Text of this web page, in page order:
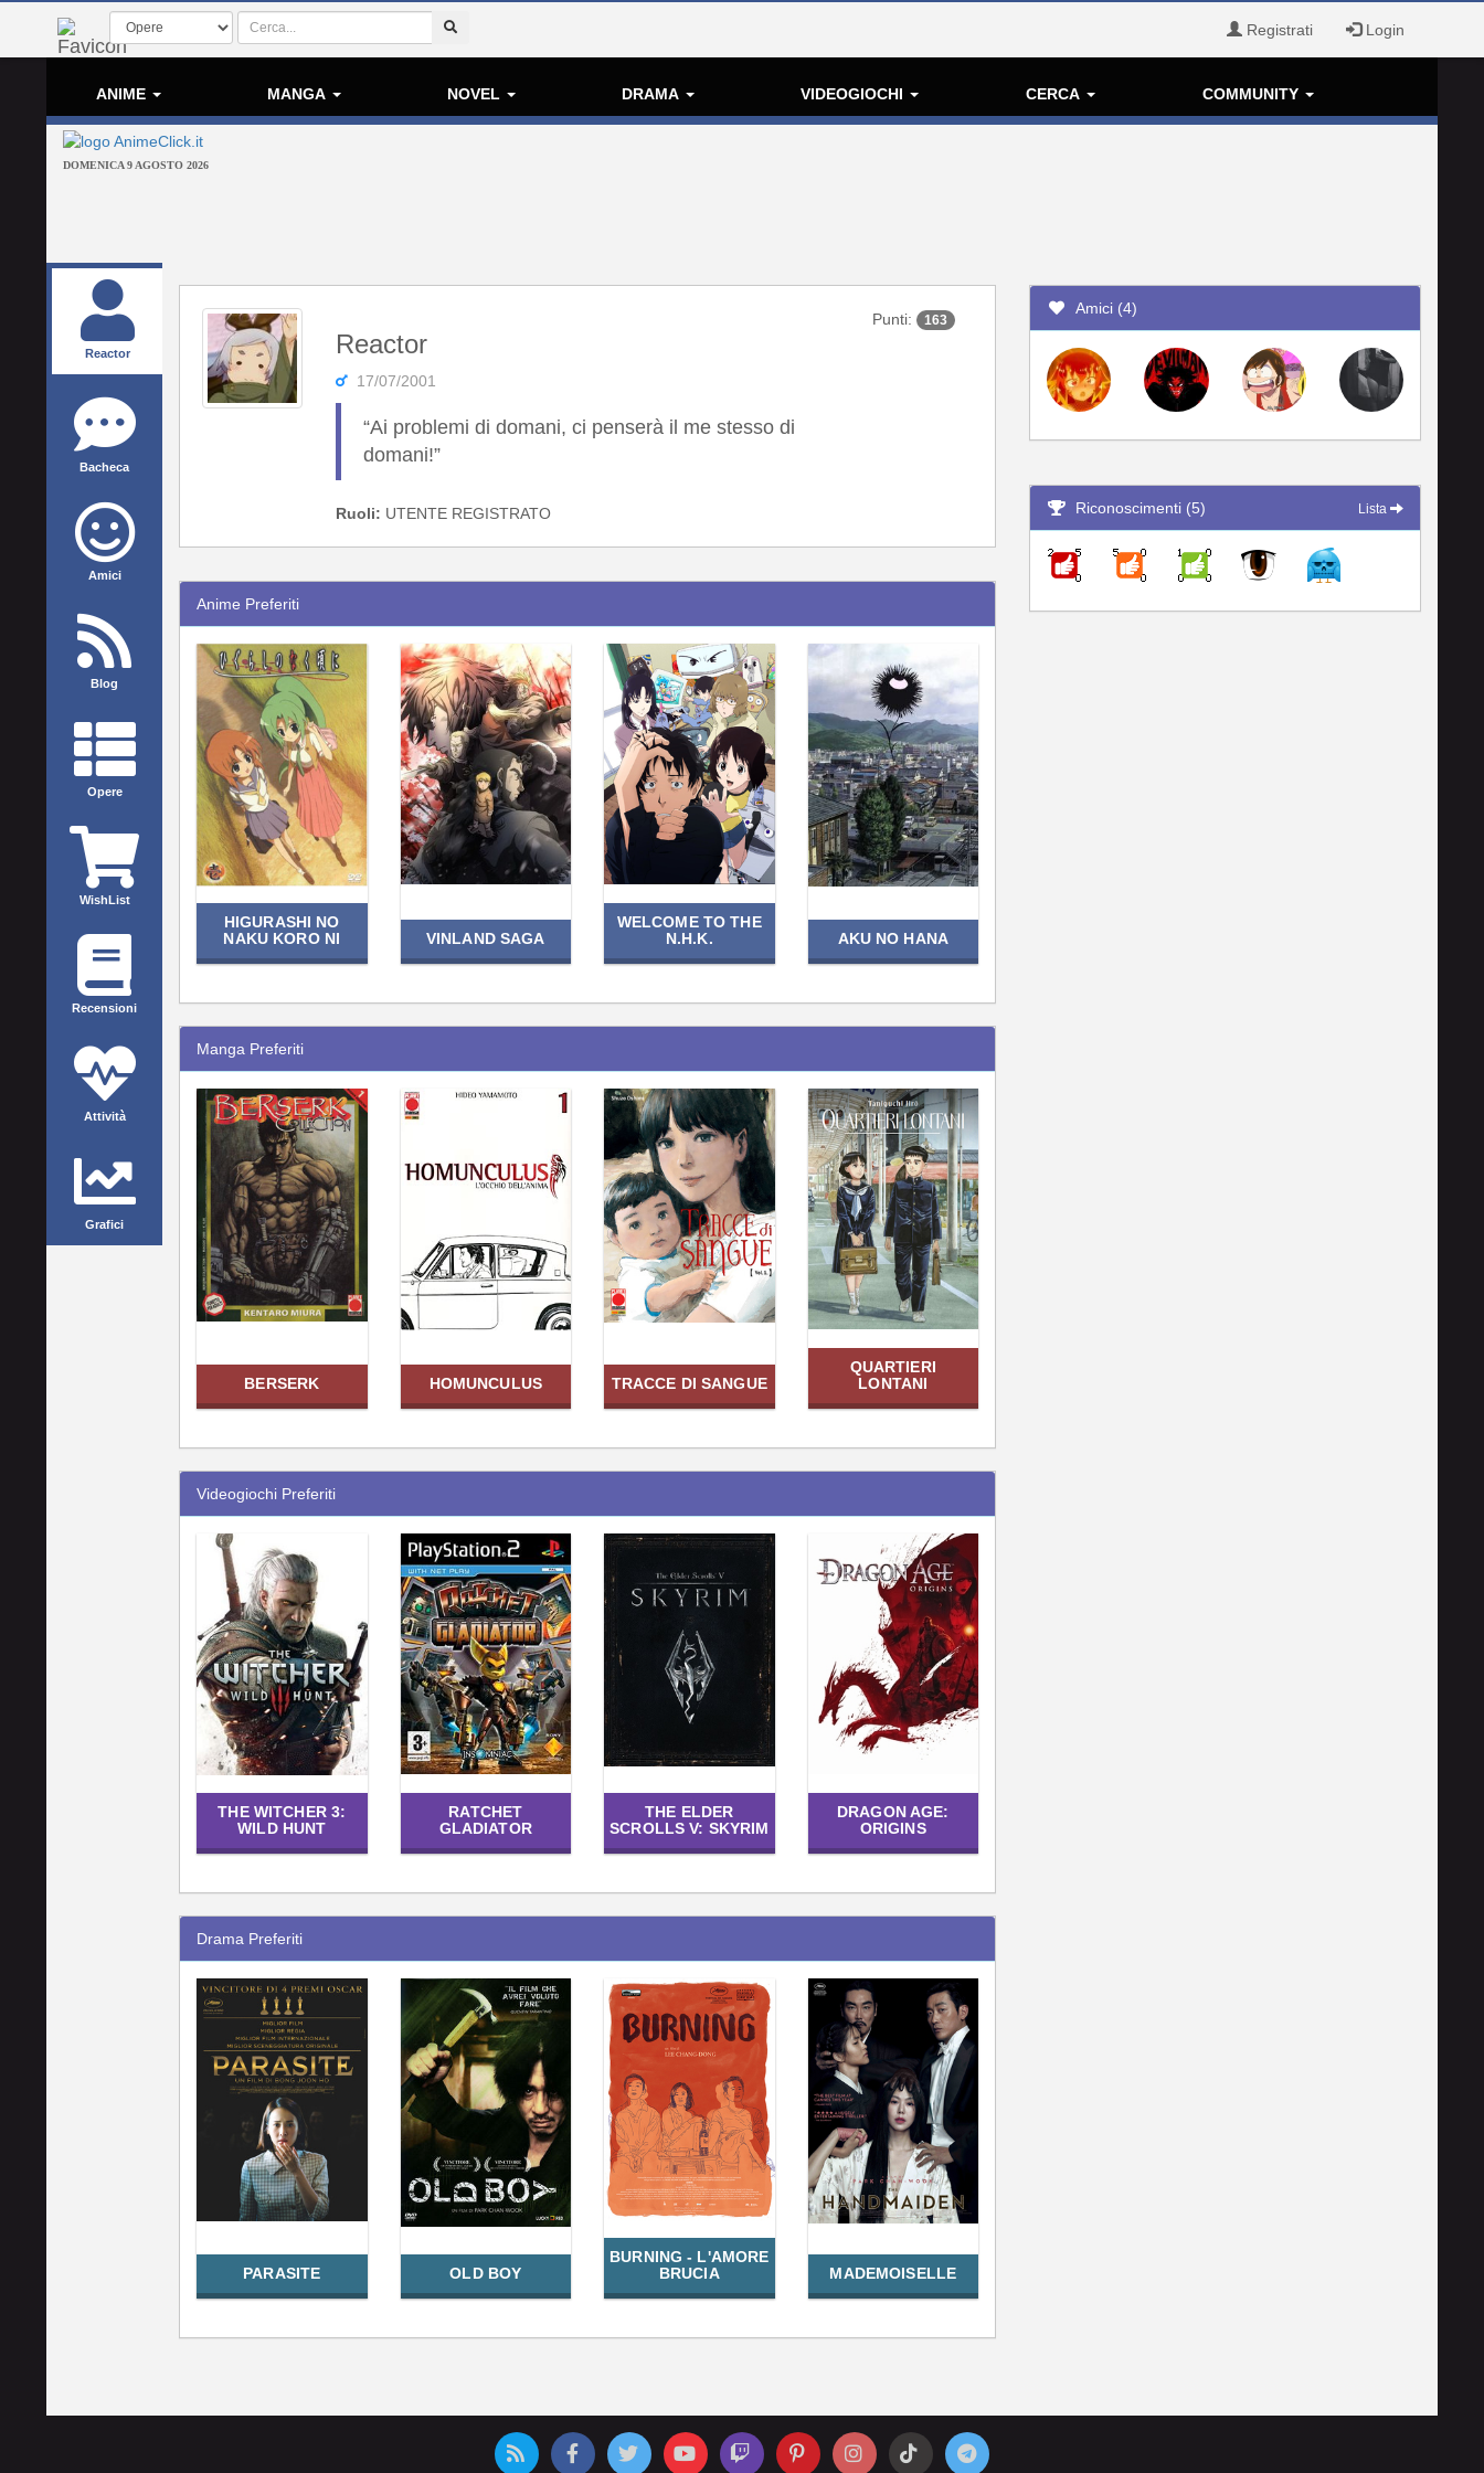
Registrati Login
ANIME MANGA NOVEL DRAMA VIDEOGIOCHI CERCA COMMUNITY
DOMENICA 9 AGOSTO 2026
Reactor
Bacheca
Amici
Blog
Opere
WishList
Recensioni
Attività
Grafici
Reactor
17/07/2001
“Ai problemi di domani, ci penserà il me stesso di
domani!”
Ruoli: UTENTE REGISTRATO
Punti: 163
Anime Preferiti
HIGURASHI NO
NAKU KORO NI
VINLAND SAGA
WELCOME TO THE
N.H.K.
AKU NO HANA
Manga Preferiti
BERSERK HOMUNCULUS TRACCE DI SANGUE
QUARTIERI
LONTANI
Videogiochi Preferiti
THE WITCHER 3:
WILD HUNT
RATCHET
GLADIATOR
THE ELDER
SCROLLS V: SKYRIM
DRAGON AGE:
ORIGINS
Drama Preferiti
PARASITE OLD BOY
BURNING - L'AMORE
BRUCIA
MADEMOISELLE
Amici (4)
Riconoscimenti (5) Lista